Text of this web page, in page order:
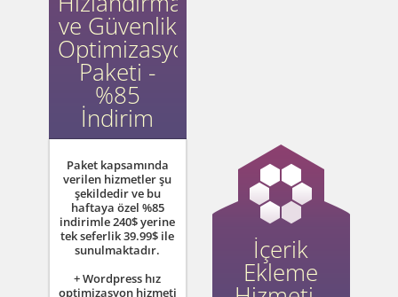
ve Güvenlik
Optimizasyon
Paketi -
%85
İndirim
Paket kapsamında
verilen hizmetler şu
şekildedir ve bu
haftaya özel %85
indirimle240$ yerine
tek seferlik 39.99$ ile
sunulmaktadır.
+ Wordpress hız
optimizasyon hizmeti
İçerik
Ekleme